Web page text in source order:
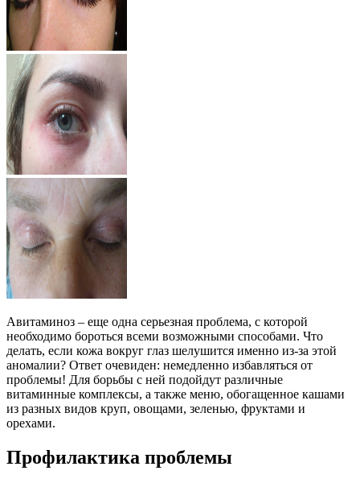
Авитаминоз – еще одна серьезная проблема, с которой
необходимо бороться всеми возможными способами. Что
делать, если кожа вокруг глаз шелушится именно из-за этой
аномалии? Ответ очевиден: немедленно избавляться от
проблемы! Для борьбы с ней подойдут различные
витаминные комплексы, а также меню, обогащенное кашами
из разных видов круп, овощами, зеленью, фруктами и
орехами.
Профилактика проблемы